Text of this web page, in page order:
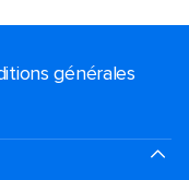
générales